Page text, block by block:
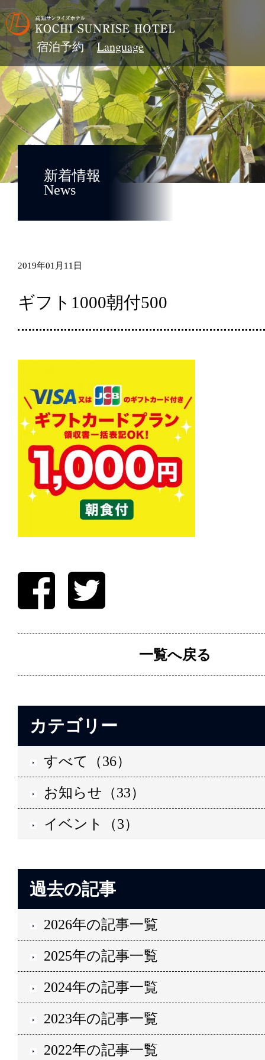
宿泊予約
新着情報
News
2019年01月11日
ギフト1000朝付500
一覧へ戻る
カテゴリー
すべて（36）
お知らせ（33）
イベント（3）
過去の記事
2026年の記事一覧
2025年の記事一覧
2024年の記事一覧
2023年の記事一覧
2022年の記事一覧